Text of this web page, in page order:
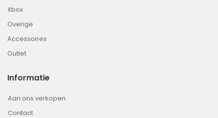
Xbox
Overige
Accessoires
Outlet
Informatie
Aan ons verkopen
Contact